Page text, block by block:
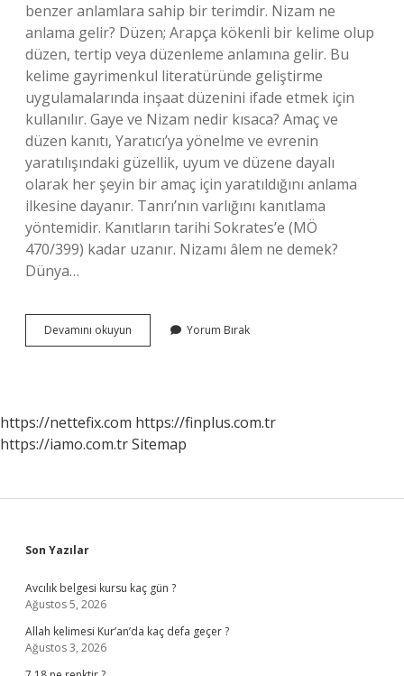
benzer anlamlara sahip bir terimdir. Nizam ne
anlama gelir? Düzen; Arapça kökenli bir kelime olup
düzen, tertip veya düzenleme anlamına gelir. Bu
kelime gayrimenkul literatüründe geliştirme
uygulamalarında inşaat düzenini ifade etmek için
kullanılır. Gaye ve Nizam nedir kısaca? Amaç ve
düzen kanıtı, Yaratıcı’ya yönelme ve evrenin
yaratılışındaki güzellik, uyum ve düzene dayalı
olarak her şeyin bir amaç için yaratıldığını anlama
ilkesine dayanır. Tanrı’nın varlığını kanıtlama
yöntemidir. Kanıtların tarihi Sokrates’e (MÖ
470/399) kadar uzanır. Nizamı âlem ne demek?
Dünya…
Devamını okuyun
Nizamı
Yorum Bırak
https://nettefix.com https://finplus.com.tr
https://iamo.com.trSitemap
Sidebar
Son Yazılar
Avcılık belgesi kursu kaç gün ?
Ağustos 5, 2026
Allah kelimesi Kur’an’da kaç defa geçer ?
Ağustos 3, 2026